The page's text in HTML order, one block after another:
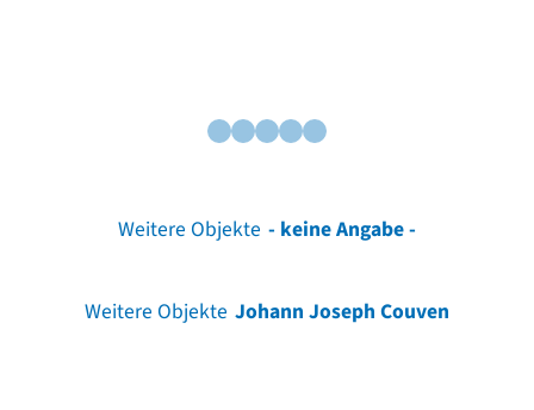
Weitere Objekte - keine Angabe -
Weitere Objekte Johann Joseph Couven